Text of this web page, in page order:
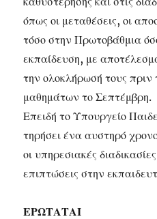
όπως οι μεταθέσεις, οι
τόσο στην Πρωτοβάθμια
εκπαίδευση, με
την ολοκλήρωσή τους
μαθημάτων το Σεπτέμβρη.
Επειδή το Υπουργείο
τηρήσει ένα αυστηρό
οι υπηρεσιακές
επιπτώσεις στην
ΕΡΩΤΑΤΑΙ